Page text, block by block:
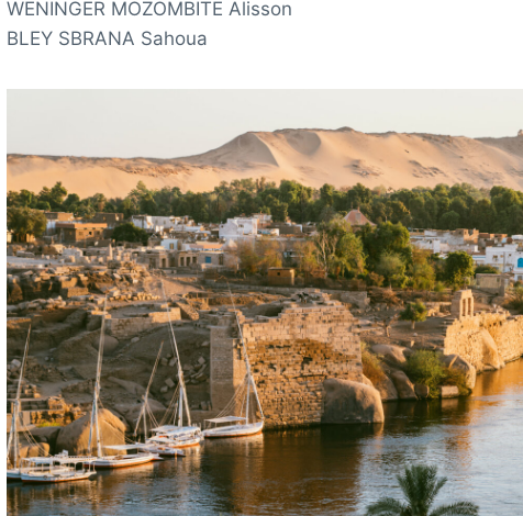
WENINGER MOZOMBITE Alisson
BLEY SBRANA Sahoua